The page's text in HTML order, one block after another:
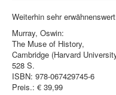
Weiterhin sehr
Murray, Oswin:
The Muse of History,
Cambridge (Harvard
528 S.
ISBN: 978-067429745-6
Preis.: € 39,99